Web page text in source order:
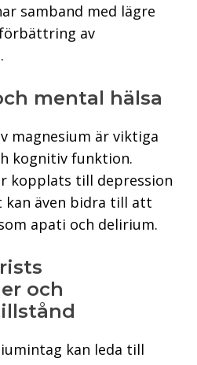
samband med lägre
av
mental hälsa
magnesium är viktiga
kognitiv funktion.
kopplats till depression
kan även bidra till att
apati och delirium.
och
kan leda till